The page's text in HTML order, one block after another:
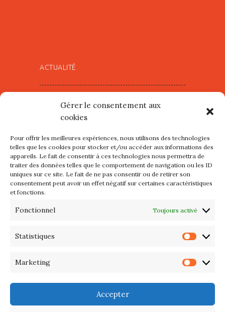
Gérer le consentement aux
cookies
Pour offrir les meilleures expériences, nous utilisons des technologies
telles que les cookies pour stocker et/ou accéder aux informations des
appareils. Le fait de consentir à ces technologies nous permettra de
traiter des données telles que le comportement de navigation ou les ID
uniques sur ce site. Le fait de ne pas consentir ou de retirer son
consentement peut avoir un effet négatif sur certaines caractéristiques
et fonctions.
Fonctionnel Toujours activé
Statistiques
Marketing
Accepter
ACTUALITÉ
mercredi 12 et jeudi 13 août
2026
Les petits formats du Port
d’Orange : Mercredi 22 juillet de
10h à 20h
2026 – Maison du Phare de
d’artistes – 13 et 14 Septembre